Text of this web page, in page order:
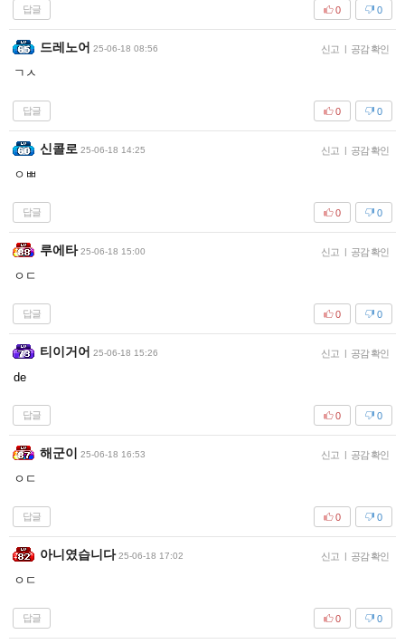
답글 0
0
드레노어 25-06-18 08:56 신고 | 공감 확인
ㄱㅅ
답글 0
0
신콜로 25-06-18 14:25 신고 | 공감 확인
ㅇㅃ
답글 0
0
루에타 25-06-18 15:00 신고 | 공감 확인
ㅇㄷ
답글 0
0
티이거어 25-06-18 15:26 신고 | 공감 확인
de
답글 0
0
해군이 25-06-18 16:53 신고 | 공감 확인
ㅇㄷ
답글 0
0
아니였습니다 25-06-18 17:02 신고 | 공감 확인
ㅇㄷ
답글 0
0